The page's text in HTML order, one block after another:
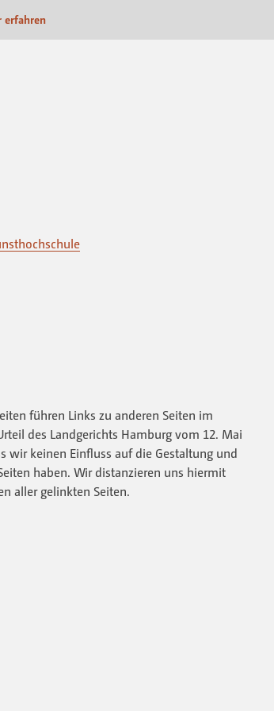
erfahren
führen Links zu anderen Seiten im
des Landgerichts Hamburg vom 12. Mai
wir keinen Einfluss auf die Gestaltung und
haben. Wir distanzieren uns hiermit
aller gelinkten Seiten.